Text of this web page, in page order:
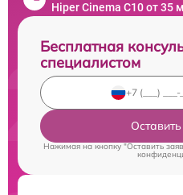
Hiper Cinema C10 от 35
Бесплатная
специалистом
Нажимая на кнопку "Оставить